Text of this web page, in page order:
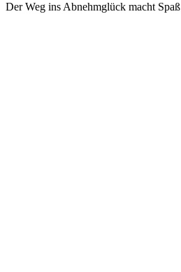
Der Weg ins Abnehmglück macht Spaß